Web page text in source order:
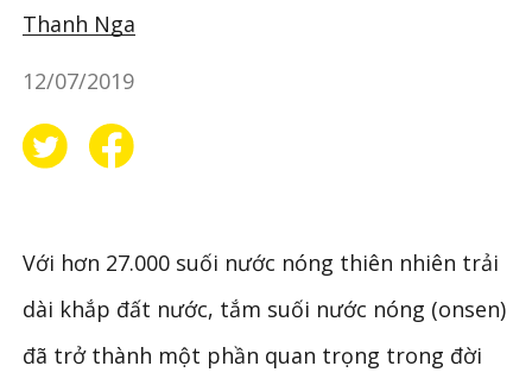
Thanh Nga
12/07/2019
Với hơn 27.000 suối nước nóng thiên nhiên trải
dài khắp đất nước, tắm suối nước nóng (onsen)
đã trở thành một phần quan trọng trong đời